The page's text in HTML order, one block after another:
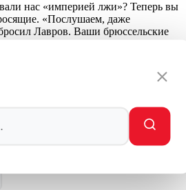
нас «империей лжи»? Теперь вы
«Послушаем, даже
Лавров. Ваши брюссельские
🤬